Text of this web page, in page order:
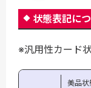
状態表記に
※汎用性カード
美品状